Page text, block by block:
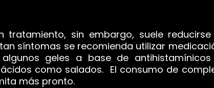
tratamiento, sin embargo, suele
síntomas se recomienda utilizar
algunos geles a base de
como salados. El consumo de
más pronto.